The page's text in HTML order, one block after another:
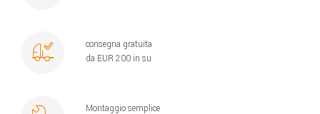
consegna gratuita
da EUR 200 in su
Montaggio semplice